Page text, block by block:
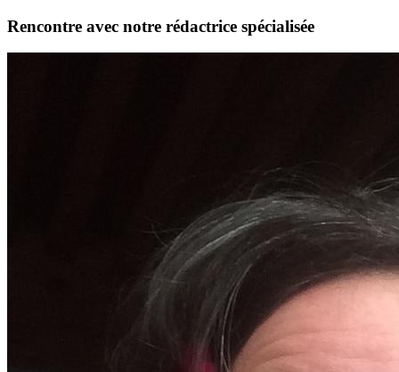
Rencontre avec notre rédactrice spécialisée